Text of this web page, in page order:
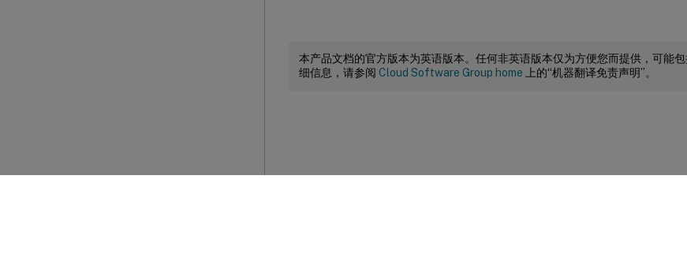
本产品文档的官方版本为英语版本。任何非英语版本仅为方便您而提供，可能
细信息，请参阅 Cloud Software Group home 上的“机器翻译免责声明”。